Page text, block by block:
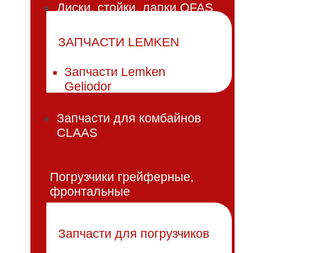
Диски, стойки, лапки OFAS
ЗАПЧАСТИ LEMKEN
Запчасти Lemken
Geliodor
Запчасти для комбайнов
CLAAS
Погрузчики грейферные,
фронтальные
Запчасти для погрузчиков